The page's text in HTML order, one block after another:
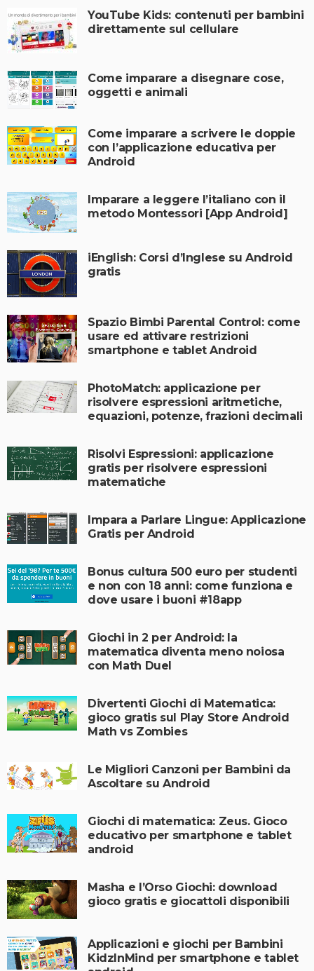
YouTube Kids: contenuti per bambini
direttamente sul cellulare
Come imparare a disegnare cose,
oggetti e animali
Come imparare a scrivere le doppie
con l’applicazione educativa per
Android
Imparare a leggere l’italiano con il
metodo Montessori [App Android]
iEnglish: Corsi d’Inglese su Android
gratis
Spazio Bimbi Parental Control: come
usare ed attivare restrizioni
smartphone e tablet Android
PhotoMatch: applicazione per
risolvere espressioni aritmetiche,
equazioni, potenze, frazioni decimali
Risolvi Espressioni: applicazione
gratis per risolvere espressioni
matematiche
Impara a Parlare Lingue: Applicazione
Gratis per Android
Bonus cultura 500 euro per studenti
e non con 18 anni: come funziona e
dove usare i buoni #18app
Giochi in 2 per Android: la
matematica diventa meno noiosa
con Math Duel
Divertenti Giochi di Matematica:
gioco gratis sul Play Store Android
Math vs Zombies
Le Migliori Canzoni per Bambini da
Ascoltare su Android
Giochi di matematica: Zeus. Gioco
educativo per smartphone e tablet
android
Masha e l’Orso Giochi: download
gioco gratis e giocattoli disponibili
Applicazioni e giochi per Bambini
KidzInMind per smartphone e tablet